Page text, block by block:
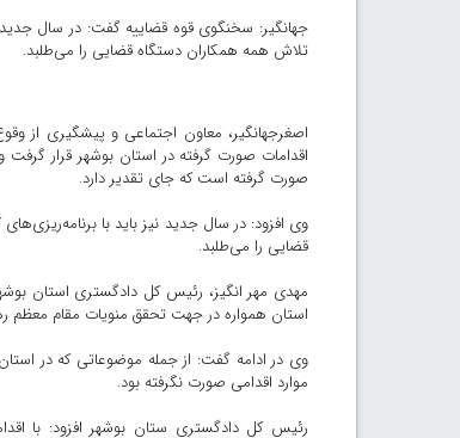
جهانگیر: سخنگوی قوه قضاییه گفت: در سال جدید
تلاش همه همکاران دستگاه قضایی را می‌طلبد.
اصغرجهانگیر، معاون اجتماعی و پیشگیری از
اقدامات صورت گرفته در استان بوشهر قرار
صورت گرفته است که جای تقدیر دارد.
وی افزود: در سال جدید نیز باید با
قضایی را می‌طلبد.
مهدی مهر انگیز، رئیس کل دادگستری استان
استان همواره در جهت تحقق منویات مقام
وی در ادامه گفت: از جمله موضوعاتی که در
موارد اقدامی صورت نگرفته بود.
رئیس کل دادگستری ستان بوشهر افزود: با